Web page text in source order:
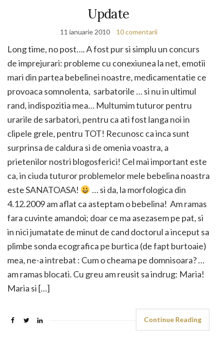
Update
11 ianuarie 2010 10 comentarii
Long time, no post…. A fost pur si simplu un concurs
de imprejurari: probleme cu conexiunea la net, emotii
mari din partea bebelinei noastre, medicamentatie ce
provoaca somnolenta, sarbatorile … si nu in ultimul
rand, indispozitia mea… Multumim tuturor pentru
urarile de sarbatori, pentru ca ati fost langa noi in
clipele grele, pentru TOT! Recunosc ca inca sunt
surprinsa de caldura si de omenia voastra, a
prietenilor nostri blogosferici! Cel mai important este
ca, in ciuda tuturor problemelor mele bebelina noastra
este SANATOASA!
… si da, la morfologica din
4.12.2009 am aflat ca asteptam o bebelina! Am ramas
fara cuvinte amandoi; doar ce ma asezasem pe pat, si
in nici jumatate de minut de cand doctorul a inceput sa
plimbe sonda ecografica pe burtica (de fapt burtoaie)
mea, ne-a intrebat : Cum o cheama pe domnisoara? …
am ramas blocati. Cu greu am reusit sa indrug: Maria!
Maria si […]
Continue Reading